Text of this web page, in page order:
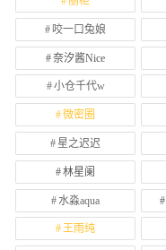
咬一口兔娘
奈汐酱Nice
小仓千代w
微密圈
星之迟迟
林星阑
水淼aqua
王雨纯